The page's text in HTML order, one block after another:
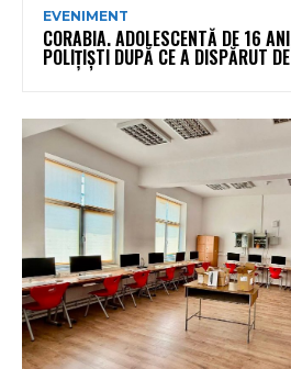
EVENIMENT
CORABIA. ADOLESCENTĂ DE 16
POLIȚIȘTI DUPĂ CE A DISPĂRUT